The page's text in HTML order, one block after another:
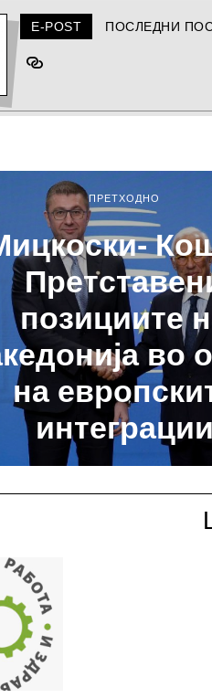
E-POST ПОСЛЕДНИ
ПРЕТХОДНО
позициите
во
на
интеграции